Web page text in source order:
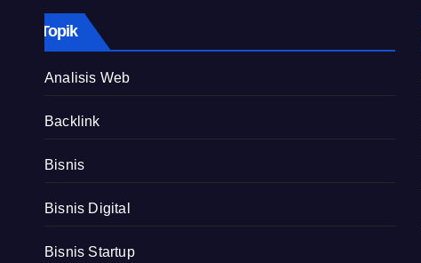
Topik
Analisis Web
Backlink
Bisnis
Bisnis Digital
Bisnis Startup